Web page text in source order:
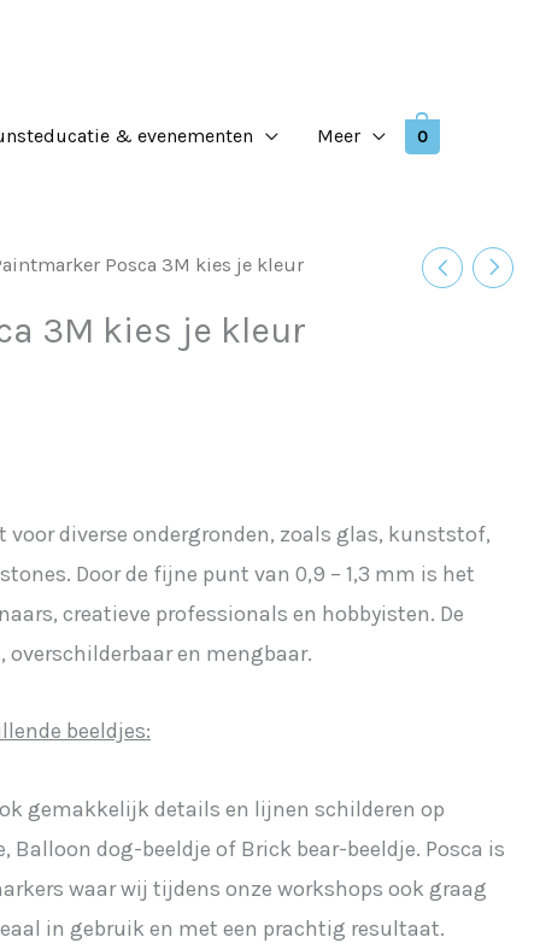
& evenementen Meer 0
Posca 3M kies je kleur
3M kies je kleur
voor diverse ondergronden, zoals glas, kunststof,
Door de fijne punt van 0,9 – 1,3 mm is het
creatieve professionals en hobbyisten. De
en mengbaar.
beeldjes:
gemakkelijk details en lijnen schilderen op
Balloon dog-beeldje of Brick bear-beeldje. Posca is
waar wij tijdens onze workshops ook graag
in gebruik en met een prachtig resultaat.